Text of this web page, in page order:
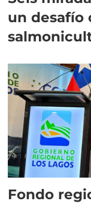
un desafío
Fondo